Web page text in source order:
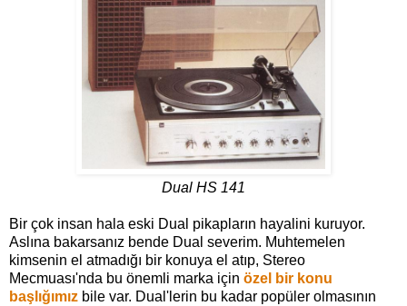
Dual HS 141
Bir çok insan hala eski Dual pikapların hayalini kuruyor.
Aslına bakarsanız bende Dual severim. Muhtemelen
kimsenin el atmadığı bir konuya el atıp, Stereo
Mecmuası'nda bu önemli marka için özel bir konu
başlığımız bile var. Dual'lerin bu kadar popüler olmasının